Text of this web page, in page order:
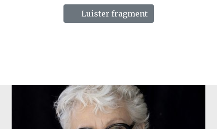
Luister fragment